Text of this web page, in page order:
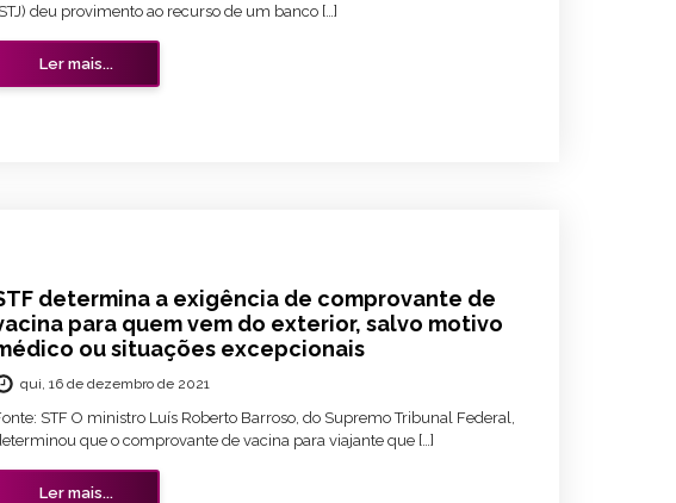
deu provimento ao recurso de um banco […]
Ler mais...
determina a exigência de comprovante de
para quem vem do exterior, salvo motivo
ou situações excepcionais
qui, 16 de dezembro de 2021
STF O ministro Luís Roberto Barroso, do Supremo Tribunal Federal,
que o comprovante de vacina para viajante que […]
Ler mais...